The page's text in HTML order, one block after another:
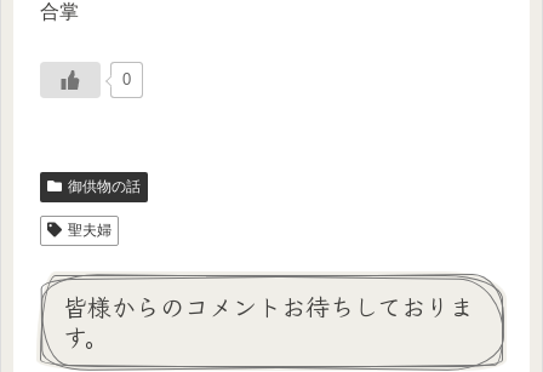
合掌
0
御供物の話
聖夫婦
皆様からのコメントお待ちしておりま
す。